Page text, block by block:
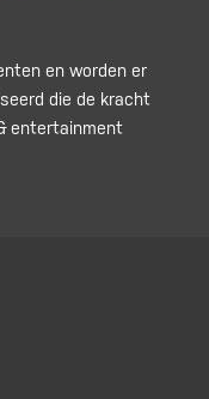
c
h
u
b
e
en worden er
die de kracht
entertainment